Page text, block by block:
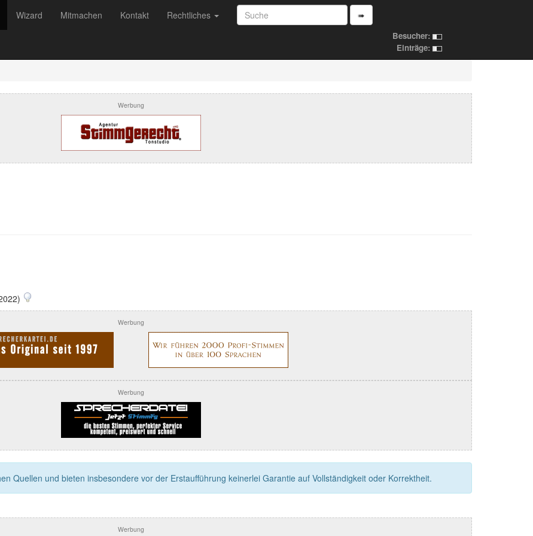
Wizard Mitmachen Kontakt Rechtliches ➠
Besucher:
Einträge:
Werbung
Werbung
Werbung
Quellen und bieten insbesondere vor der Erstaufführung keinerlei Garantie auf Vollständigkeit oder Korrektheit.
Werbung